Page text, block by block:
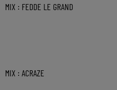
MIX : FEDDE LE GRAND
MIX : ACRAZE